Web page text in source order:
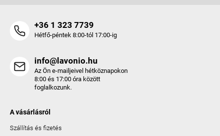
+36 1 323 7739
Hétfő-péntek 8:00-tól 17:00-ig
info@lavonio.hu
Az Ön e-mailjeivel hétköznapokon
8:00 és 17:00 óra között
foglalkozunk.
A vásárlásról
Szállítás és fizetés